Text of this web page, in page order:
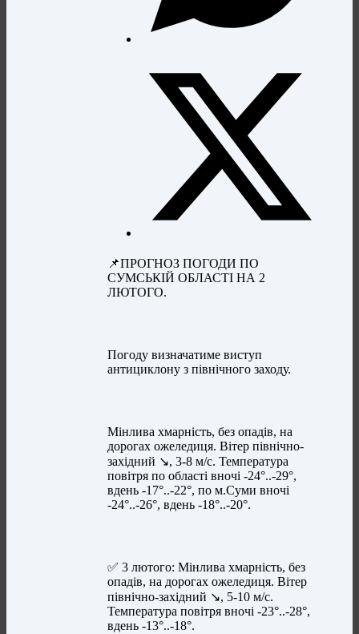
📌ПРОГНОЗ ПОГОДИ ПО
СУМСЬКІЙ ОБЛАСТІ НА 2
ЛЮТОГО.
Погоду визначатиме виступ
антициклону з північного заходу.
Мінлива хмарність, без опадів, на
дорогах ожеледиця. Вітер північно-
західний ↘️, 3-8 м/с. Температура
повітря по області вночі -24°..-29°,
вдень -17°..-22°, по м.Суми вночі
-24°..-26°, вдень -18°..-20°.
✅ 3 лютого: Мінлива хмарність, без
опадів, на дорогах ожеледиця. Вітер
північно-західний ↘️, 5-10 м/с.
Температура повітря вночі -23°..-28°,
вдень -13°..-18°.